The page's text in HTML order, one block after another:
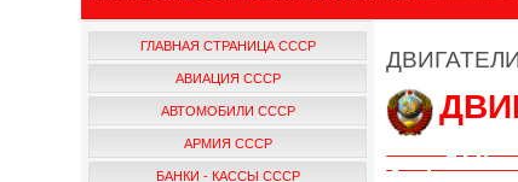
ГЛАВНАЯ СТРАНИЦА СССР
АВИАЦИЯ СССР
АВТОМОБИЛИ СССР
АРМИЯ СССР
БАНКИ - КАССЫ СССР